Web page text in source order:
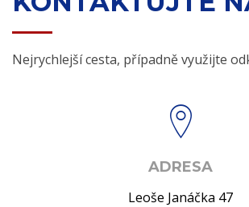
Nejrychlejší cesta, případně využijte
ADRESA
Leoše Janáčka 47